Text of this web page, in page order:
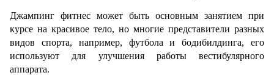
Джампинг фитнес может быть основным занятием при
курсе на красивое тело, но многие представители разных
видов спорта, например, футбола и бодибилдинга, его
используют для улучшения работы вестибулярного
аппарата.